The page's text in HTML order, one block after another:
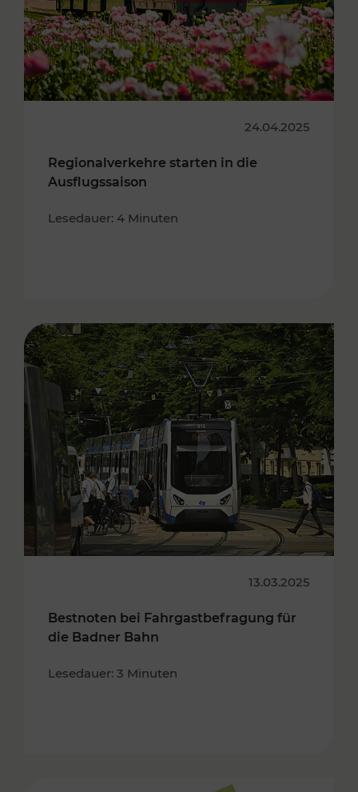
24.04.2025
Regionalverkehre starten in die
Ausflugssaison
Lesedauer: 4 Minuten
13.03.2025
Bestnoten bei Fahrgastbefragung für
die Badner Bahn
Lesedauer: 3 Minuten